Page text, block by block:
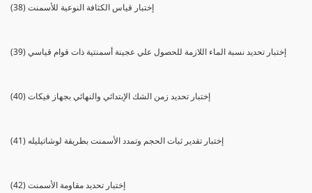
(38) إختبار قياس الكثافة النوعية للأسمنت
(39) إختبار تحديد نسبة الماء اللازمة للحصول علي عجينة أسمنتية ذات قوام قياسي
(40) إختبار تحديد زمن الشك الإبتدائي والنهائي بجهاز فيكات
(41) إختبار تقدير ثبات الحجم وتمدد الأسمنت بطريقة لوشاتيليله
(42) إختبار تحديد مقاومة الأسمنت